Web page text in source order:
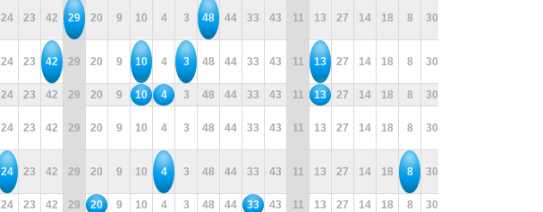
24 23 42 29 20 9 10 4 3 48 44 33 43 11 13 27 14 18 8 30
24 23 42 29 20 9 10 4 3 48 44 33 43 11 13 27 14 18 8 30
24 23 42 29 20 9 10 4 3 48 44 33 43 11 13 27 14 18 8 30
24 23 42 29 20 9 10 4 3 48 44 33 43 11 13 27 14 18 8 30
24 23 42 29 20 9 10 4 3 48 44 33 43 11 13 27 14 18 8 30
24 23 42 29 20 9 10 4 3 48 44 33 43 11 13 27 14 18 8 30